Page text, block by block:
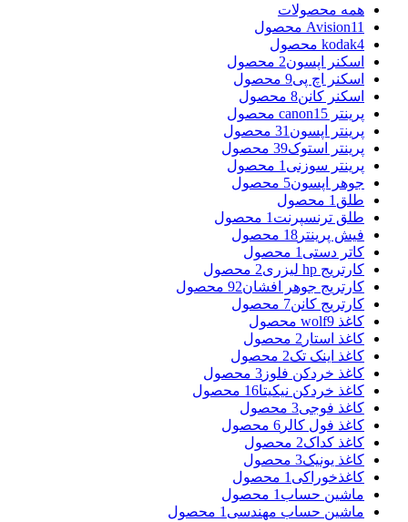
همه محصولات
Avision11 محصول
kodak4 محصول
اسکنر اپسون2 محصول
اسکنر اچ پی9 محصول
اسکنر کانن8 محصول
پرینتر canon 15 محصول
پرینتر اپسون 31 محصول
پرینتر استوک39 محصول
پرینتر سوزنی 1 محصول
جوهر اپسون5 محصول
طلق 1 محصول
طلق ترنسپرنت 1 محصول
فیش پرینتر 18 محصول
کاتر دستی 1 محصول
کارتریج hp لیزری
2 محصول
کارتریج جوهر افشان92 محصول
کارتریج کانن7 محصول
کاغذ wolf 9 محصول
کاغذ استار 2 محصول
کاغذ اینک تک2 محصول
کاغذ خردکن فلوز 3 محصول
کاغذ خردکن نیکیتا16 محصول
کاغذ فوجی3 محصول
کاغذ فول کالر 6 محصول
کاغذ کداک2 محصول
کاغذ یونیک3 محصول
کاغذخوراکی 1 محصول
ماشین حساب 1 محصول
ماشین حساب مهندسی 1 محصول